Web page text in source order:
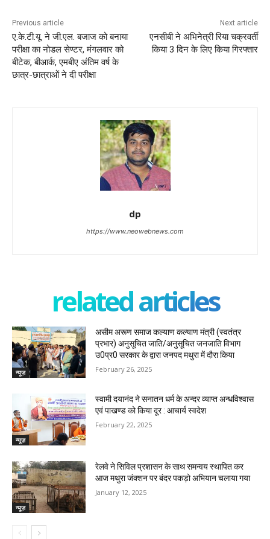
Previous article
ए.के.टी.यू. ने जी.एल. बजाज को बनाया
परीक्षा का नोडल सेण्टर, मंगलवार को
बीटेक, बीआर्क, एमबीए अंतिम वर्ष के
छात्र-छात्राओं ने दी परीक्षा
Next article
एनसीबी ने अभिनेत्री रिया चक्रवर्ती
किया 3 दिन के लिए किया गिरफ्तार
dp
https://www.neowebnews.com
related articles
न्यूज़
असीम अरूण समाज कल्याण कल्याण मंत्री (स्वतंत्र
प्रभार) अनुसूचित जाति/अनुसूचित जनजाति विभाग
उ0प्र0 सरकार के द्वारा जनपद मथुरा में दौरा किया
February 26, 2025
न्यूज़
स्वामी दयानंद ने सनातन धर्म के अन्दर व्याप्त अन्धविश्वास
एवं पाखण्ड को किया दूर : आचार्य स्वदेश
February 22, 2025
न्यूज़
रेलवे ने सिविल प्रशासन के साथ समन्वय स्थापित कर
आज मथुरा जंक्शन पर बंदर पकड़ो अभियान चलाया गया
January 12, 2025